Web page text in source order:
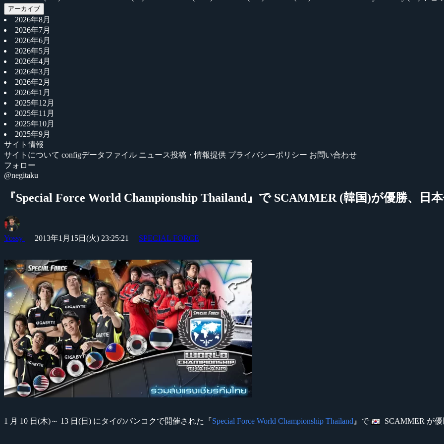
アーカイブ
2026年8月
2026年7月
2026年6月
2026年5月
2026年4月
2026年3月
2026年2月
2026年1月
2025年12月
2025年11月
2025年10月
2025年9月
サイト情報
サイトについて configデータファイル ニュース投稿・情報提供 プライバシーポリシー お問い合わせ
フォロー
@negitaku
『Special Force World Championship Thailand』で SCAMMER (韓国)が優勝、日
Yossy 2013年1月15日(火) 23:25:21 SPECIAL FORCE
1 月 10 日(木)～ 13 日(日) にタイのバンコクで開催された『Special Force World Championship Thailand 』で SCAMMER が優